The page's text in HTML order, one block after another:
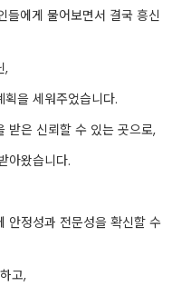
들에게 물어보면서 결국 흥신
,
을 세워주었습니다.
받은 신뢰할 수 있는 곳으로,
아왔습니다.
안정성과 전문성을 확신할 수
고,